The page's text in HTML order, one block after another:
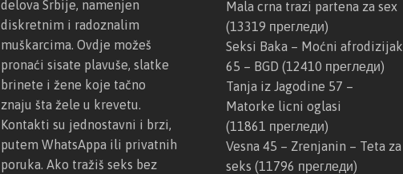
delova Srbije, namenjen
diskretnim i radoznalim
muškarcima. Ovdje možeš
pronaći sisate plavuše, slatke
brinete i žene koje tačno
znaju šta žele u krevetu.
Kontakti su jednostavni i brzi,
putem WhatsAppa ili privatnih
poruka. Ako tražiš seks bez
Mala crna trazi partena za sex
(13319 прегледи)
Seksi Baka – Moćni afrodizijak
65 – BGD (12410 прегледи)
Tanja iz Jagodine 57 –
Matorke licni oglasi
(11861 прегледи)
Vesna 45 – Zrenjanin – Teta za
seks (11796 прегледи)